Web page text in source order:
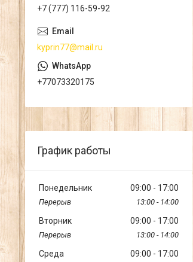
+7 (777) 116-59-92
kyprin77@mail.ru
+77073320175
График работы
Понедельник 09:00 17:00
13:00 14:00
Вторник 09:00 17:00
13:00 14:00
Среда 09:00 17:00